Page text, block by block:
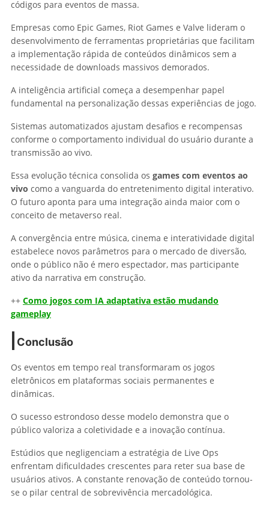
códigos para eventos de massa.
Empresas como Epic Games, Riot Games e Valve lideram o
desenvolvimento de ferramentas proprietárias que facilitam
a implementação rápida de conteúdos dinâmicos sem a
necessidade de downloads massivos demorados.
A inteligência artificial começa a desempenhar papel
fundamental na personalização dessas experiências de jogo.
Sistemas automatizados ajustam desafios e recompensas
conforme o comportamento individual do usuário durante a
transmissão ao vivo.
Essa evolução técnica consolida os games com eventos ao
vivo como a vanguarda do entretenimento digital interativo.
O futuro aponta para uma integração ainda maior com o
conceito de metaverso real.
A convergência entre música, cinema e interatividade digital
estabelece novos parâmetros para o mercado de diversão,
onde o público não é mero espectador, mas participante
ativo da narrativa em construção.
++ Como jogos com IA adaptativa estão mudando
gameplay
Conclusão
Os eventos em tempo real transformaram os jogos
eletrônicos em plataformas sociais permanentes e
dinâmicas.
O sucesso estrondoso desse modelo demonstra que o
público valoriza a coletividade e a inovação contínua.
Estúdios que negligenciam a estratégia de Live Ops
enfrentam dificuldades crescentes para reter sua base de
usuários ativos. A constante renovação de conteúdo tornou-
se o pilar central de sobrevivência mercadológica.